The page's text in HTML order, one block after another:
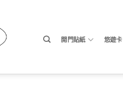
開門貼紙 悠遊卡